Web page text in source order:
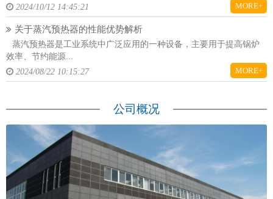
2024/10/12 14:45:21
MORE+
关于蒸汽预热器的性能优势解析
蒸汽预热器是工业系统中广泛应用的一种设备，主要用于提高锅炉
效率、节约能源...
2024/08/22 10:15:27
MORE+
公司概况